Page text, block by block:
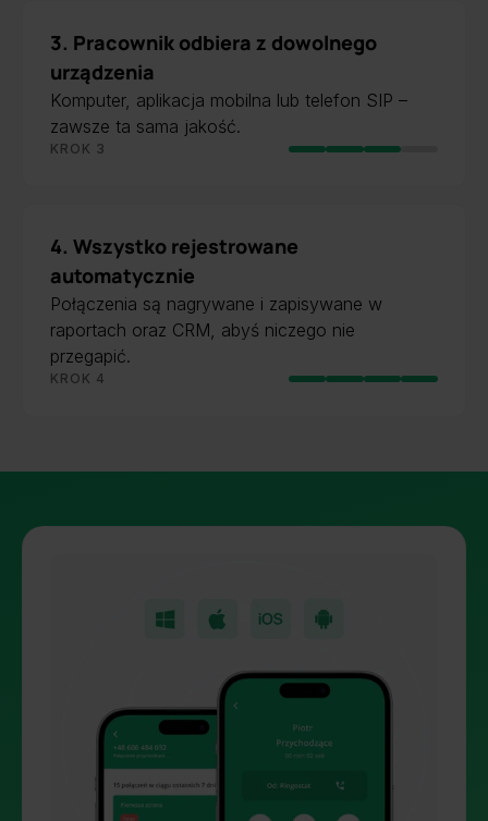
3. Pracownik odbiera z dowolnego
urządzenia
Komputer, aplikacja mobilna lub telefon SIP –
zawsze ta sama jakość.
KROK 3
4. Wszystko rejestrowane
automatycznie
Połączenia są nagrywane i zapisywane w
raportach oraz CRM, abyś niczego nie
przegapić.
KROK 4